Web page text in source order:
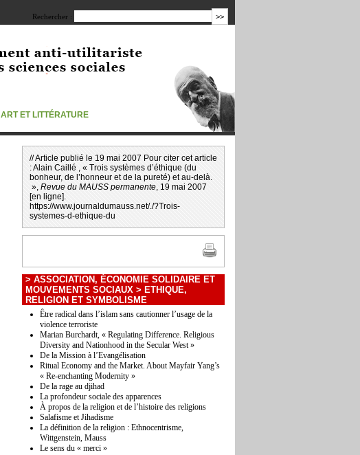
Rechercher :
ART ET LITTÉRATURE
// Article publié le 19 mai 2007 Pour citer cet article
:Alain Caillé , « Trois systèmes d’éthique (du
bonheur, de l’honneur et de la pureté) et au-delà.
», Revue du MAUSS permanente, 19 mai 2007
[en ligne].
https://www.journaldumauss.net/./?Trois-
systemes-d-ethique-du
> ASSOCIATION, ÉCONOMIE SOLIDAIRE ET
MOUVEMENTS SOCIAUX > ETHIQUE,
RELIGION ET SYMBOLISME
Être radical dans l’islam sans cautionner l’usage de la
violence terroriste
Marian Burchardt, « Regulating Difference. Religious
Diversity and Nationhood in the Secular West »
De la Mission à l’Evangélisation
Ritual Economy and the Market. About Mayfair Yang’s
« Re-enchanting Modernity »
De la rage au djihad
La profondeur sociale des apparences
À propos de la religion et de l’histoire des religions
Salafisme et Jihadisme
La définition de la religion : Ethnocentrisme,
Wittgenstein, Mauss
Le sens du « merci »